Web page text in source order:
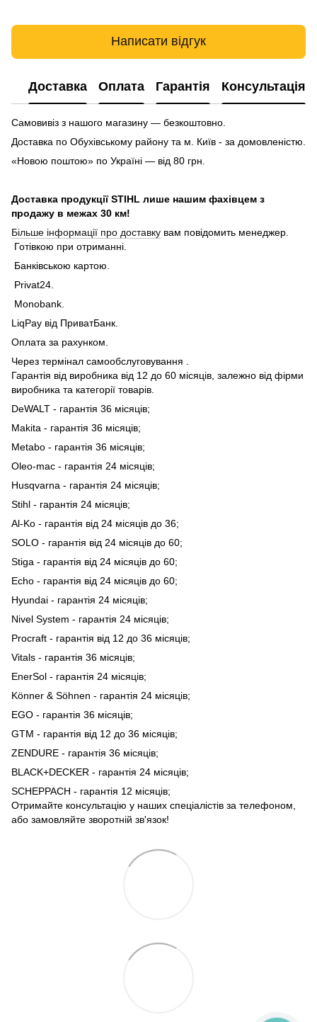
Написати відгук
Доставка Оплата Гарантія Консультація
Самовивіз з нашого магазину — безкоштовно.
Доставка по Обухівському району та м. Київ - за домовленістю.
«Новою поштою» по Україні — від 80 грн.
Доставка продукції STIHL лише нашим фахівцем з
продажу в межах 30 км!
Більше інформації про доставку вам повідомить менеджер.
Готівкою при отриманні.
Банківською картою.
Privat24.
Monobank.
LiqPay від ПриватБанк.
Оплата за рахунком.
Через термінал самообслуговування .
Гарантія від виробника від 12 до 60 місяців, залежно від фірми
виробника та категорії товарів.
DeWALT - гарантія 36 місяців;
Makita - гарантія 36 місяців;
Metabo - гарантія 36 місяців;
Oleo-mac - гарантія 24 місяців;
Husqvarna - гарантія 24 місяців;
Stihl - гарантія 24 місяців;
Al-Ko - гарантія від 24 місяців до 36;
SOLO - гарантія від 24 місяців до 60;
Stiga - гарантія від 24 місяців до 60;
Echo - гарантія від 24 місяців до 60;
Hyundai - гарантія 24 місяців;
Nivel System - гарантія 24 місяців;
Procraft - гарантія від 12 до 36 місяців;
Vitals - гарантія 36 місяців;
EnerSol - гарантія 24 місяців;
Könner & Söhnen - гарантія 24 місяців;
EGO - гарантія 36 місяців;
GTM - гарантія від 12 до 36 місяців;
ZENDURE - гарантія 36 місяців;
BLACK+DECKER - гарантія 24 місяців;
SCHEPPACH - гарантія 12 місяців;
Отримайте консультацію у наших спеціалістів за телефоном,
або замовляйте зворотній зв'язок!